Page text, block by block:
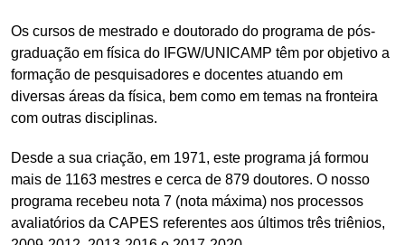
Os cursos de mestrado e doutorado do programa de pós-
graduação em física do IFGW/UNICAMP têm por objetivo a
formação de pesquisadores e docentes atuando em
diversas áreas da física, bem como em temas na fronteira
com outras disciplinas.
Desde a sua criação, em 1971, este programa já formou
mais de 1163 mestres e cerca de 879 doutores. O nosso
programa recebeu nota 7 (nota máxima) nos processos
avaliatórios da CAPES referentes aos últimos três triênios,